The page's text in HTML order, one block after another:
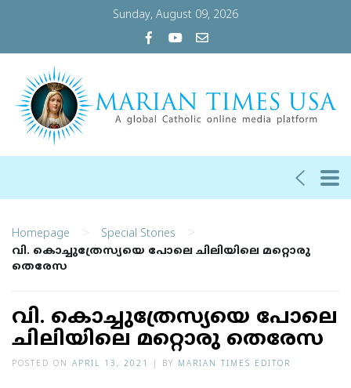
Sunday, August 09, 2026
Homepage > Special Stories >
വി. കൊച്ചുത്രേസ്യയെ പോലെ ചിലിയിലെ മറ്റൊരു
തെരേസ
വി. കൊച്ചുത്രേസ്യയെ പോലെ
ചിലിയിലെ മറ്റൊരു തെരേസ
POSTED ON APRIL 13, 2021 BY MARIAN TIMES EDITOR